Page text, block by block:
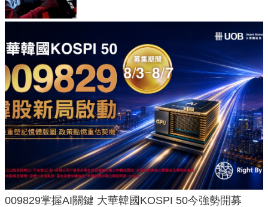
009829掌握AI關鍵 大華韓國KOSPI 50今強勢開募